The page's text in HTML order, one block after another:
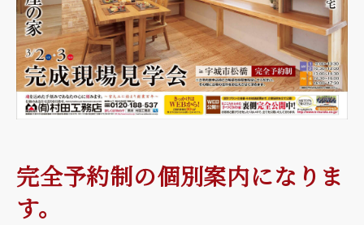
完全予約制の個別案内になりま
す。